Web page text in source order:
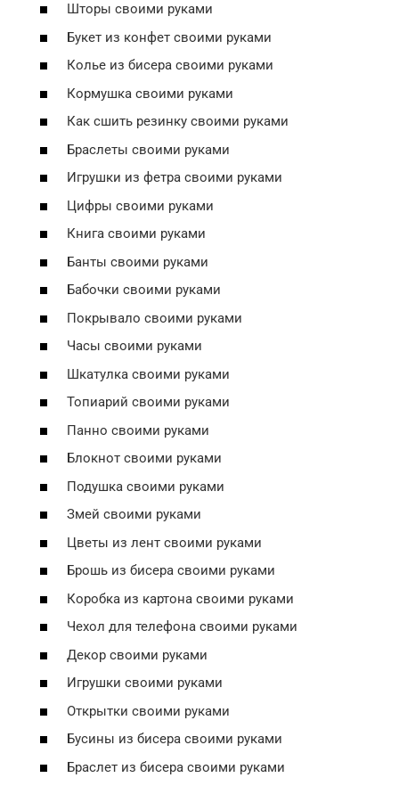
Шторы своими руками
Букет из конфет своими руками
Колье из бисера своими руками
Кормушка своими руками
Как сшить резинку своими руками
Браслеты своими руками
Игрушки из фетра своими руками
Цифры своими руками
Книга своими руками
Банты своими руками
Бабочки своими руками
Покрывало своими руками
Часы своими руками
Шкатулка своими руками
Топиарий своими руками
Панно своими руками
Блокнот своими руками
Подушка своими руками
Змей своими руками
Цветы из лент своими руками
Брошь из бисера своими руками
Коробка из картона своими руками
Чехол для телефона своими руками
Декор своими руками
Игрушки своими руками
Открытки своими руками
Бусины из бисера своими руками
Браслет из бисера своими руками